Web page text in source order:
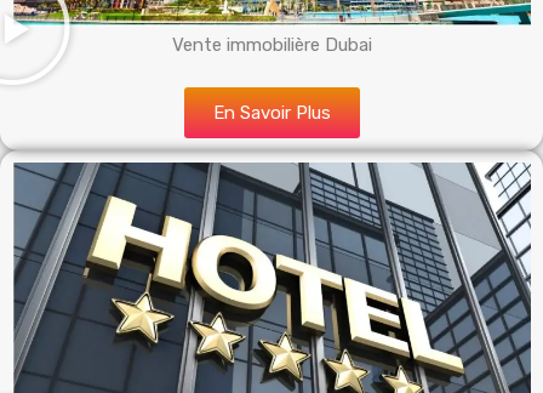
Vente immobilière Dubai
En Savoir Plus